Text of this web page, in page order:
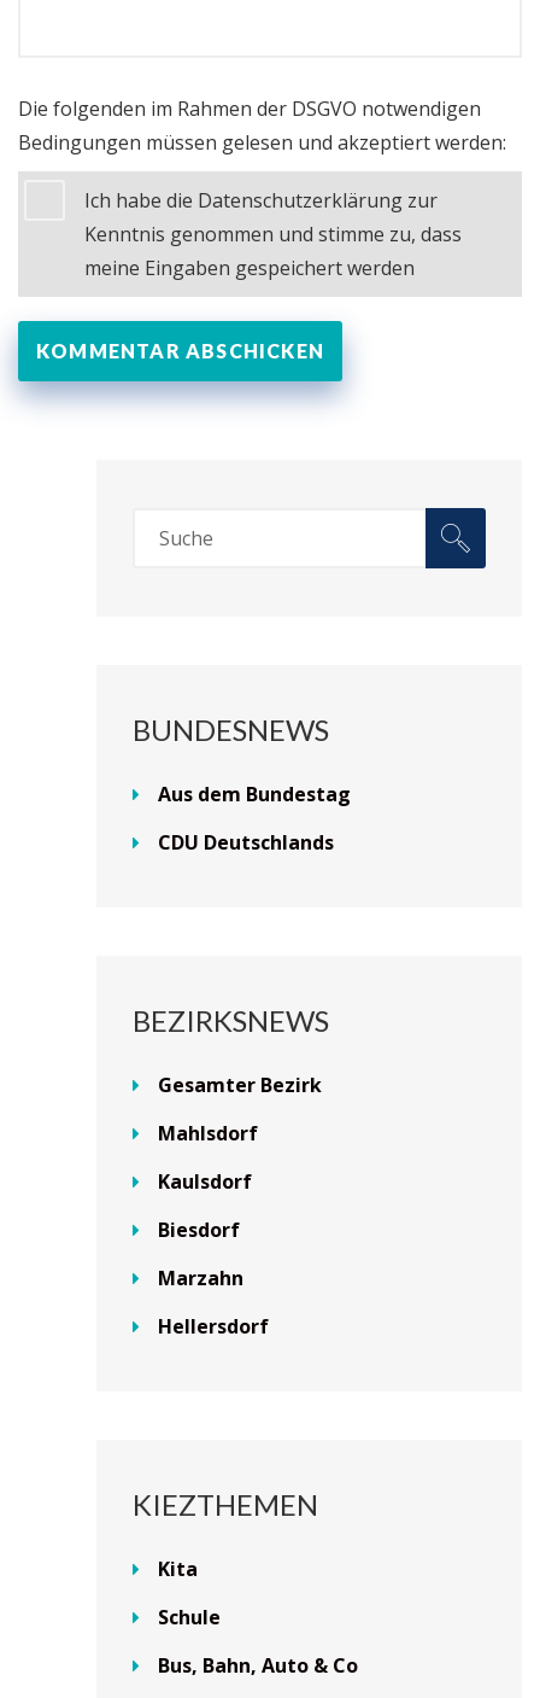
Die folgenden im Rahmen der DSGVO notwendigen
Bedingungen müssen gelesen und akzeptiert werden:
Ich habe die Datenschutzerklärung zur
Kenntnis genommen und stimme zu, dass
meine Eingaben gespeichert werden
BUNDESNEWS
Aus dem Bundestag
CDU Deutschlands
BEZIRKSNEWS
Gesamter Bezirk
Mahlsdorf
Kaulsdorf
Biesdorf
Marzahn
Hellersdorf
KIEZTHEMEN
Kita
Schule
Bus, Bahn, Auto & Co